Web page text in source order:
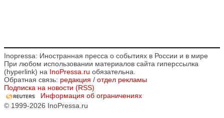
Inopressa: Иностранная пресса о событиях в России и в мире
При любом использовании материалов сайта гиперссылка
(hyperlink) на InoPressa.ru обязательна.
Обратная связь: редакция / отдел рекламы
Подписка на новости (RSS)
Информация об ограничениях
© 1999-2026 InoPressa.ru